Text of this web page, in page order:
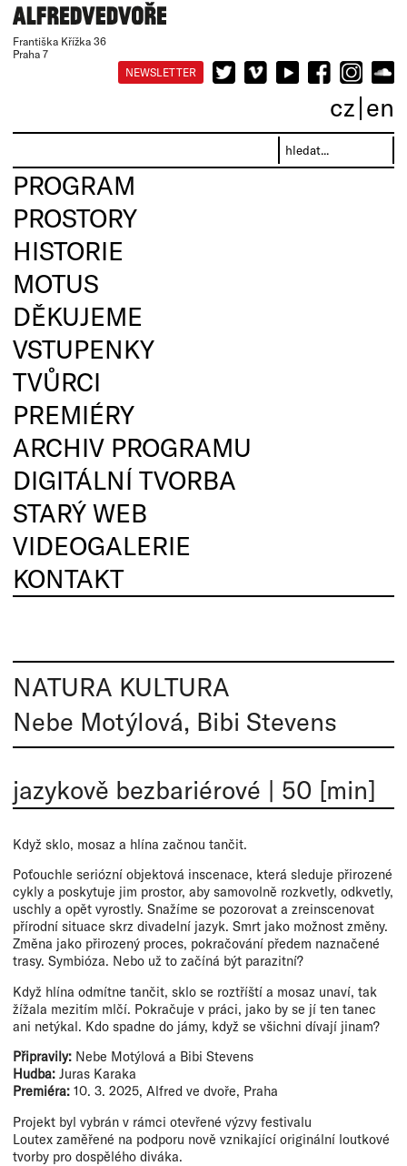
Františka Křížka 36
Praha 7
NEWSLETTER
cz en
PROGRAM
PROSTORY
HISTORIE
MOTUS
DĚKUJEME
VSTUPENKY
TVŮRCI
PREMIÉRY
ARCHIV PROGRAMU
DIGITÁLNÍ TVORBA
STARÝ WEB
VIDEOGALERIE
KONTAKT
NATURA KULTURA
Nebe Motýlová, Bibi Stevens
jazykově bezbariérové | 50 [min]
Když sklo, mosaz a hlína začnou tančit.
Poťouchle seriózní objektová inscenace, která sleduje přirozené
cykly a poskytuje jim prostor, aby samovolně rozkvetly, odkvetly,
uschly a opět vyrostly. Snažíme se pozorovat a zreinscenovat
přírodní situace skrz divadelní jazyk. Smrt jako možnost změny.
Změna jako přirozený proces, pokračování předem naznačené
trasy. Symbióza. Nebo už to začíná být parazitní?
Když hlína odmítne tančit, sklo se roztříští a mosaz unaví, tak
žížala mezitím mlčí. Pokračuje v práci, jako by se jí ten tanec
ani netýkal. Kdo spadne do jámy, když se všichni dívají jinam?
Připravily: Nebe Motýlová a Bibi Stevens
Hudba: Juras Karaka
Premiéra: 10. 3. 2025, Alfred ve dvoře, Praha
Projekt byl vybrán v rámci otevřené výzvy festivalu
Loutex zaměřené na podporu nově vznikající originální loutkové
tvorby pro dospělého diváka.